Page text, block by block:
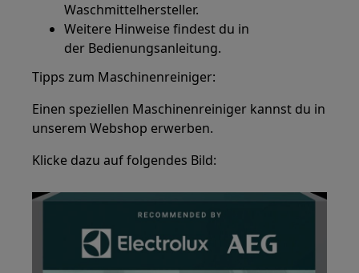
Waschmittelhersteller.
Weitere Hinweise findest du in
der Bedienungsanleitung.
Tipps zum Maschinenreiniger:
Einen speziellen Maschinenreiniger kannst du in
unserem Webshop erwerben.
Klicke dazu auf folgendes Bild: